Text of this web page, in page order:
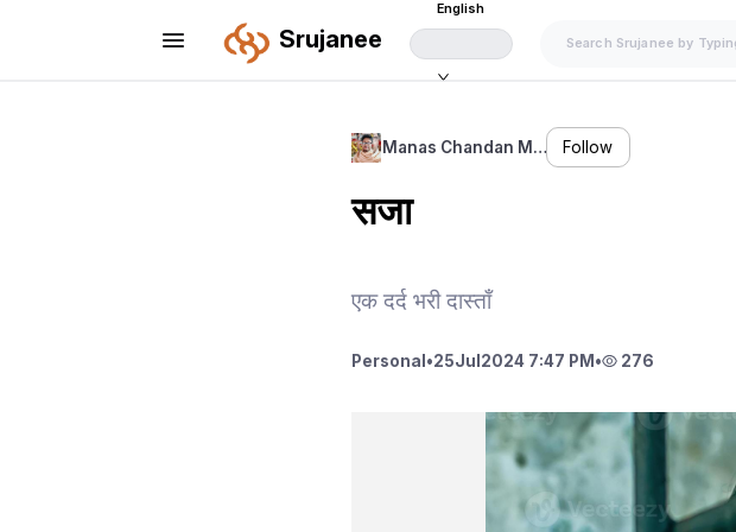
Srujanee
English
Manas Chandan M… Follow
सजा
एक दर्द भरी दास्ताँ
Personal •25Jul 2024 7:47 PM • 276